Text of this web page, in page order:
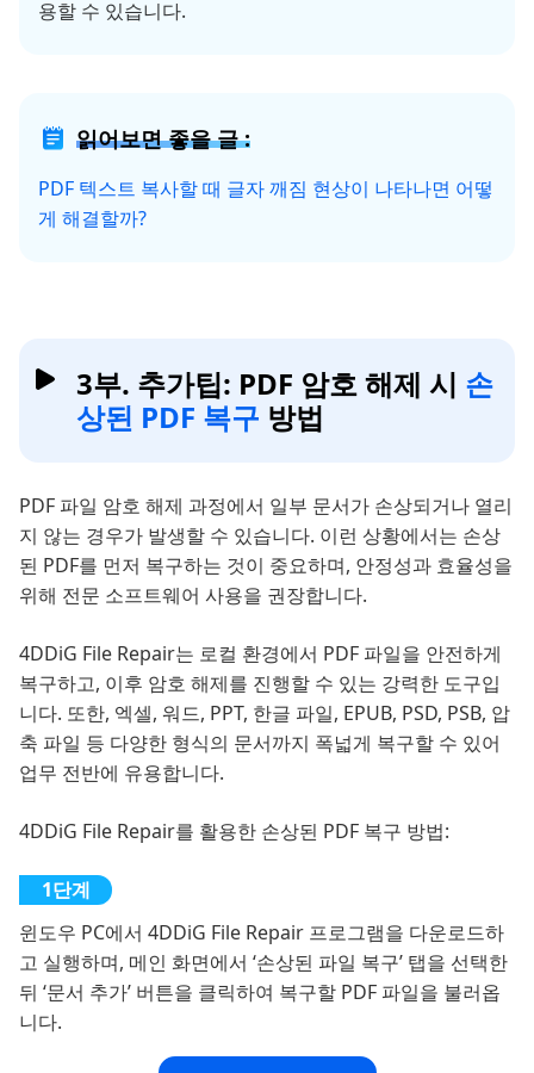
용할 수 있습니다.
읽어보면 좋을 글 :
PDF 텍스트 복사할 때 글자 깨짐 현상이 나타나면 어떻
게 해결할까?
3부. 추가팁: PDF 암호 해제 시 손
상된 PDF 복구 방법
PDF 파일 암호 해제 과정에서 일부 문서가 손상되거나 열리
지 않는 경우가 발생할 수 있습니다. 이런 상황에서는 손상
된 PDF를 먼저 복구하는 것이 중요하며, 안정성과 효율성을
위해 전문 소프트웨어 사용을 권장합니다.
4DDiG File Repair는 로컬 환경에서 PDF 파일을 안전하게
복구하고, 이후 암호 해제를 진행할 수 있는 강력한 도구입
니다. 또한, 엑셀, 워드, PPT, 한글 파일, EPUB, PSD, PSB, 압
축 파일 등 다양한 형식의 문서까지 폭넓게 복구할 수 있어
업무 전반에 유용합니다.
4DDiG File Repair를 활용한 손상된 PDF 복구 방법:
윈도우 PC에서 4DDiG File Repair 프로그램을 다운로드하
고 실행하며, 메인 화면에서 ‘손상된 파일 복구’ 탭을 선택한
뒤 ‘문서 추가’ 버튼을 클릭하여 복구할 PDF 파일을 불러옵
니다.